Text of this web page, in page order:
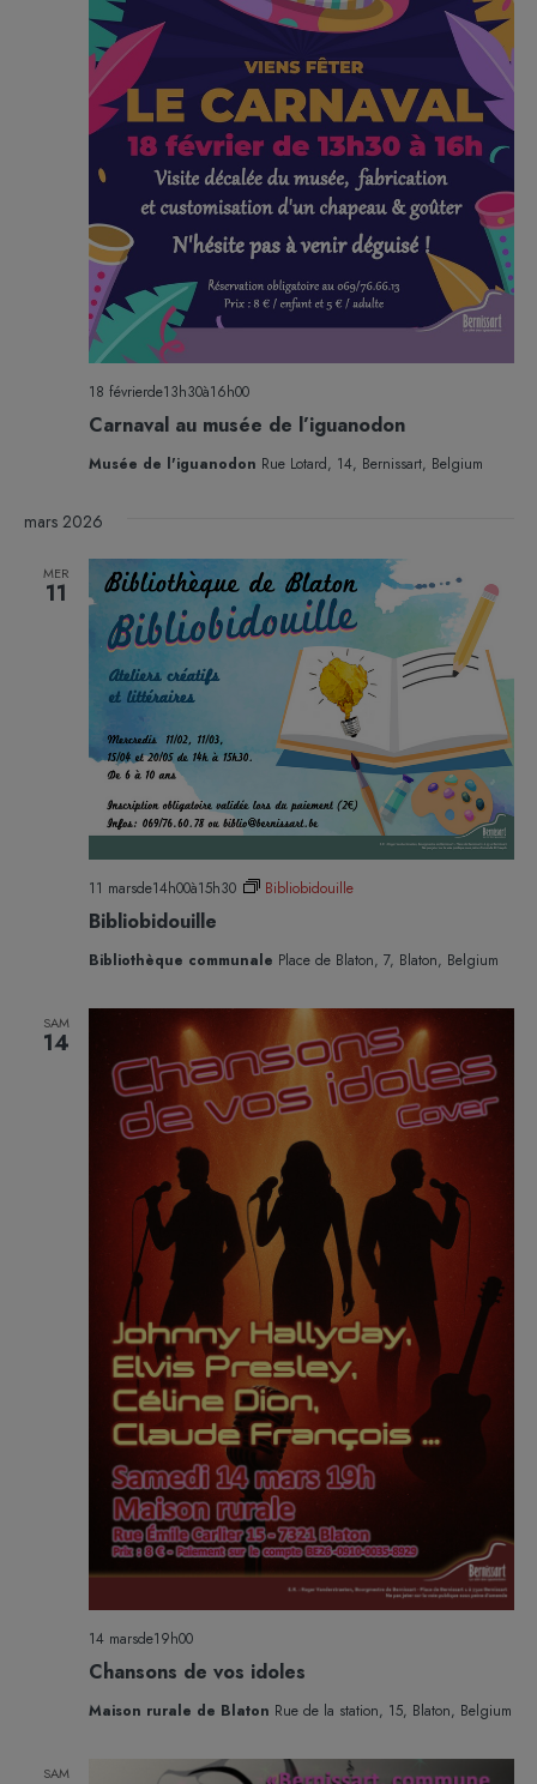
Carnaval au musée de l’iguanodon
18 févrierde13h30à16h00
Musée de l'iguanodon Rue Lotard, 14, Bernissart, Belgium
mars 2026
MER
11
Bibliobidouille
11 marsde14h00à15h30 Bibliobidouille
Bibliothèque communale Place de Blaton, 7, Blaton, Belgium
SAM
14
Chansons de vos idoles
14 marsde19h00
Maison rurale de Blaton Rue de la station, 15, Blaton, Belgium
SAM